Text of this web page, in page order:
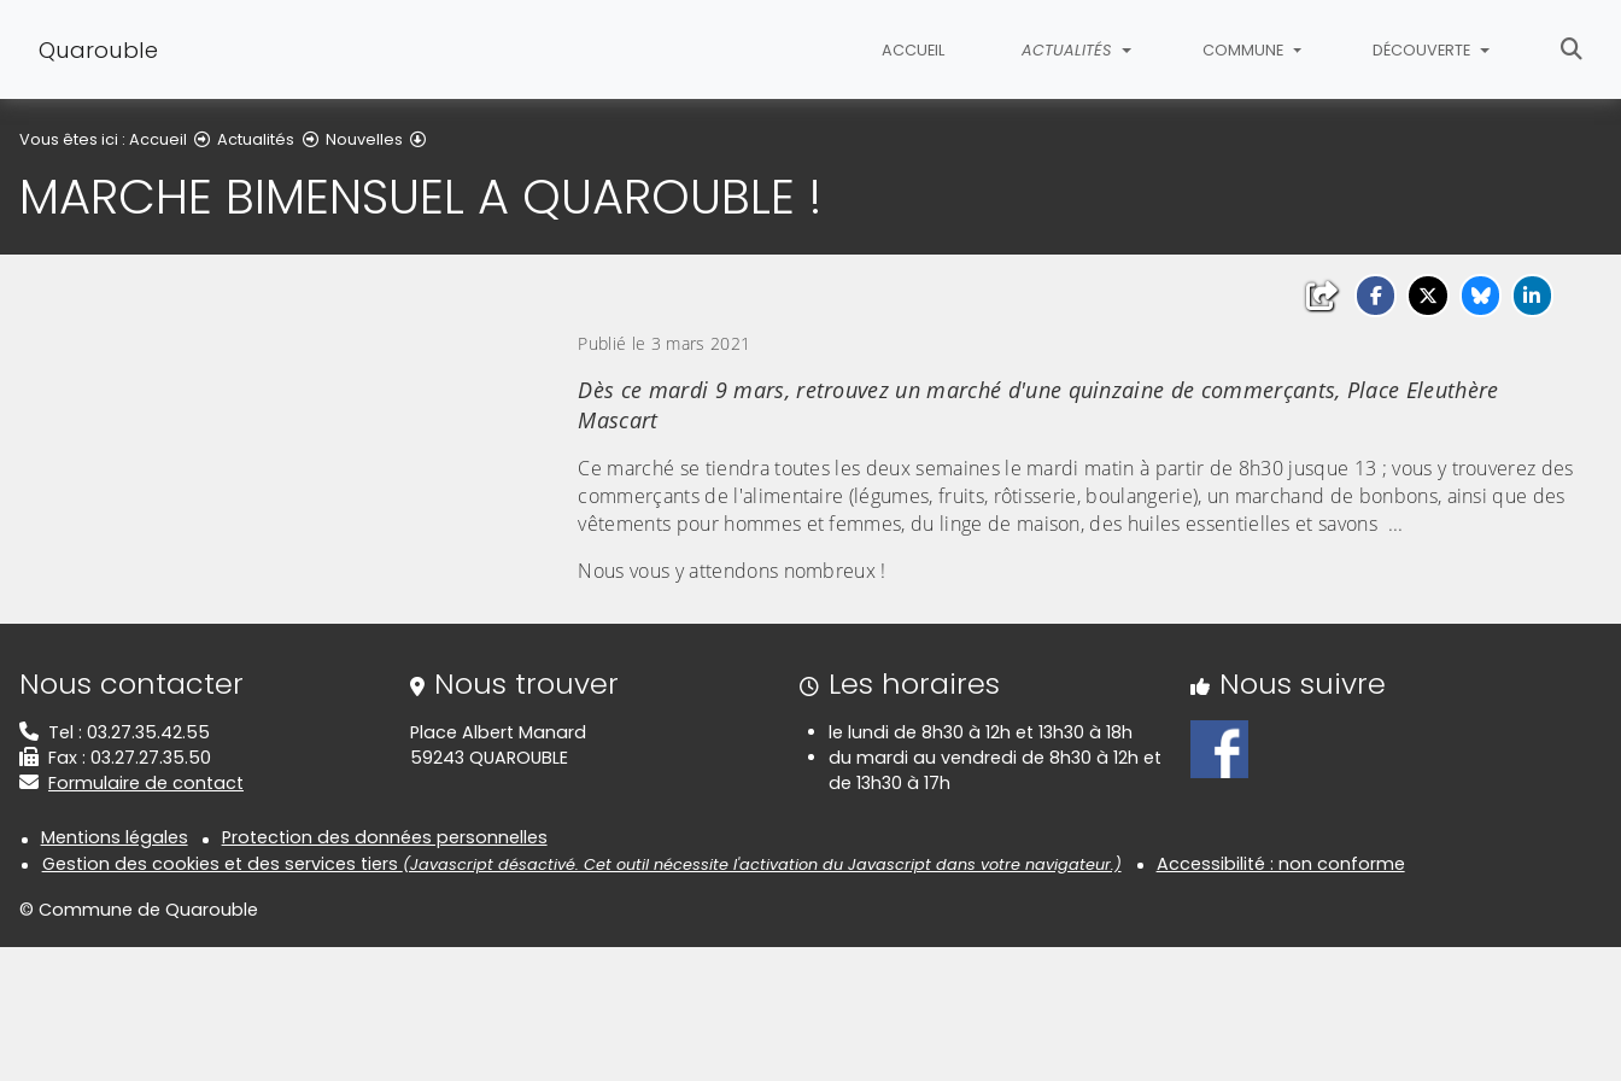
Quarouble ACCUEIL ACTUALITÉS COMMUNE DÉCOUVERTE
Vous êtes ici : Accueil Actualités Nouvelles
MARCHE BIMENSUEL A QUAROUBLE !
Publié le 3 mars 2021
Dès ce mardi 9 mars, retrouvez un marché d'une quinzaine de commerçants, Place Eleuthère
Mascart
Ce marché se tiendra toutes les deux semaines le mardi matin à partir de 8h30 jusque 13 ; vous y trouverez des
commerçants de l'alimentaire (légumes, fruits, rôtisserie, boulangerie), un marchand de bonbons, ainsi que des
vêtements pour hommes et femmes, du linge de maison, des huiles essentielles et savons ...
Nous vous y attendons nombreux !
Informations de contact
Nous contacter
Tel : 03.27.35.42.55
Fax : 03.27.27.35.50
Formulaire de contact
Nous trouver
Place Albert Manard
59243 QUAROUBLE
Les horaires
le lundi de 8h30 à 12h et 13h30 à 18h
du mardi au vendredi de 8h30 à 12h et
de 13h30 à 17h
Nous suivre
Informations réglementaires
Mentions légales
Protection des données personnelles
Gestion des cookies et des services tiers (Javascript désactivé. Cet outil nécessite l'activation du Javascript dans votre navigateur.)
Accessibilité : non conforme
© Commune de Quarouble